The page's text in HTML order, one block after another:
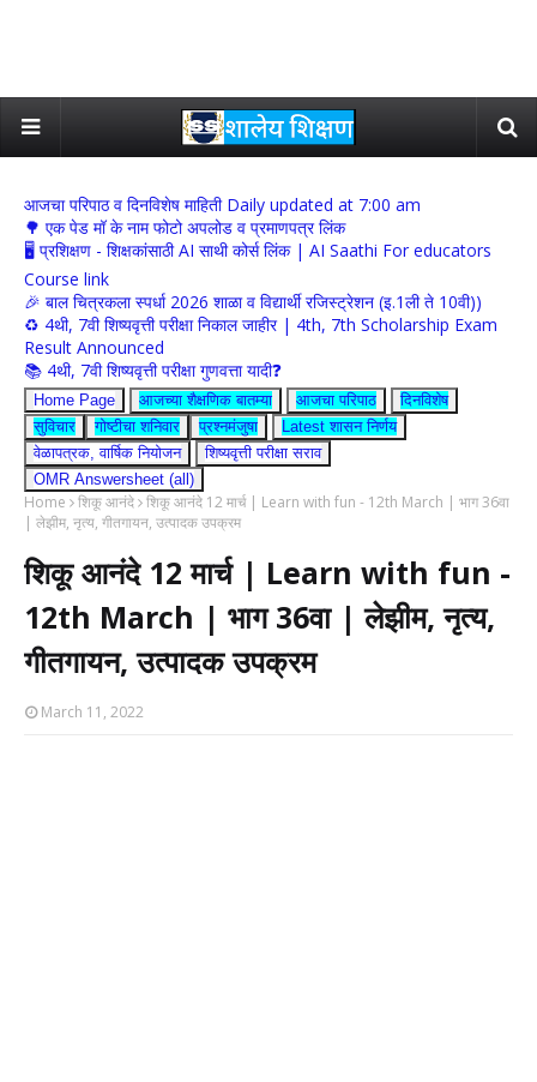
आजचा परिपाठ व दिनविशेष माहिती Daily updated at 7:00 am
🌳 एक पेड मॉ के नाम फोटो अपलोड व प्रमाणपत्र लिंक
🖥 प्रशिक्षण - शिक्षकांसाठी AI साथी कोर्स लिंक | AI Saathi For educators
Course link
🎉 बाल चित्रकला स्पर्धा 2026 शाळा व विद्यार्थी रजिस्ट्रेशन (इ.1ली ते 10वी))
♻️ 4थी, 7वी शिष्यवृत्ती परीक्षा निकाल जाहीर | 4th, 7th Scholarship Exam
Result Announced
📚 4थी, 7वी शिष्यवृत्ती परीक्षा गुणवत्ता यादी❓
Home Page आजच्या शैक्षणिक बातम्या आजचा परिपाठ
दिनविशेष
सुविचार
गोष्टीचा शनिवार प्रश्नमंजुषा
Latest शासन निर्णय
वेळापत्रक, वार्षिक नियोजन
शिष्यवृत्ती परीक्षा सराव
OMR Answersheet (all)
Home शिकू आनंदे शिकू आनंदे 12 मार्च | Learn with fun - 12th March | भाग 36वा
| लेझीम, नृत्य, गीतगायन, उत्पादक उपक्रम
शिकू आनंदे 12 मार्च | Learn with fun -
12th March | भाग 36वा | लेझीम, नृत्य,
गीतगायन, उत्पादक उपक्रम
March 11, 2022